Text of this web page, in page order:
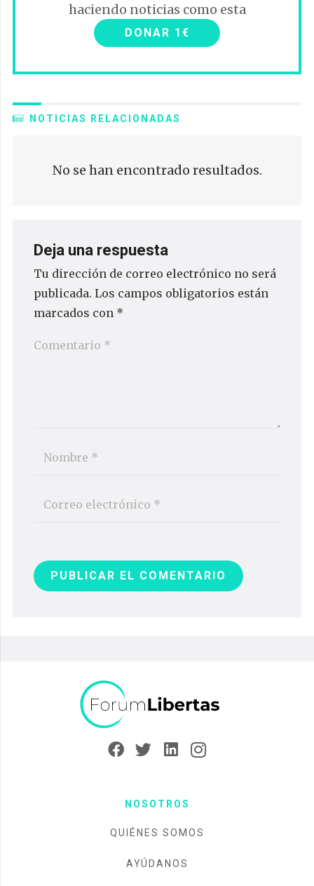
haciendo noticias como esta
DONAR 1€
NOTICIAS RELACIONADAS
No se han encontrado resultados.
Deja una respuesta
Tu dirección de correo electrónico no será
publicada. Los campos obligatorios están
marcados con *
PUBLICAR EL COMENTARIO
NOSOTROS
QUIÉNES SOMOS
AYÚDANOS